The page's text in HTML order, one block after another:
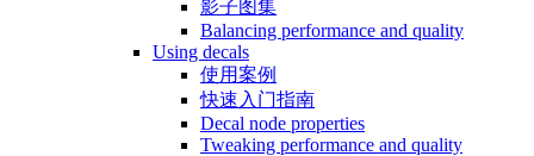
影子图集
Balancing performance and quality
Using decals
使用案例
快速入门指南
Decal node properties
Tweaking performance and quality